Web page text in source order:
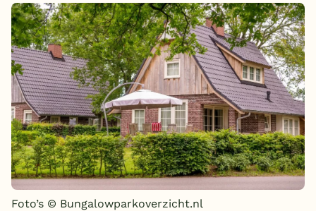
Foto’s © Bungalowparkoverzicht.nl